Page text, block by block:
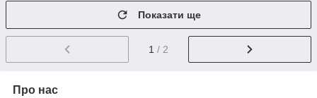
Показати ще
1 / 2
Про нас